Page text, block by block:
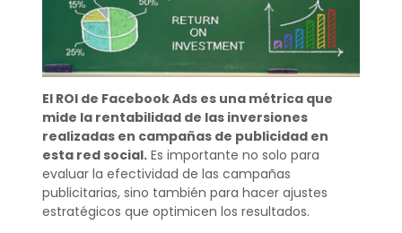
El ROI de Facebook Ads es una métrica que
mide la rentabilidad de las inversiones
realizadas en campañas de publicidad en
esta red social.Es importante no solo para
evaluar la efectividad de las campañas
publicitarias, sino también para hacer ajustes
estratégicos que optimicen los resultados.